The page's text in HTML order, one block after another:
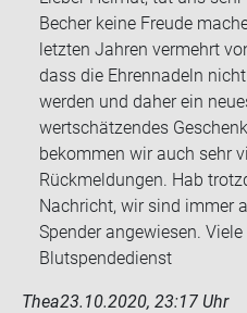
Becher keine Freude
letzten Jahren vermehrt
dass die Ehrennadeln
werden und daher ein
wertschätzendes
bekommen wir auch sehr
Rückmeldungen. Hab
Nachricht, wir sind immer
Spender angewiesen.
Blutspendedienst
Thea23.10.2020, 23:17 Uhr